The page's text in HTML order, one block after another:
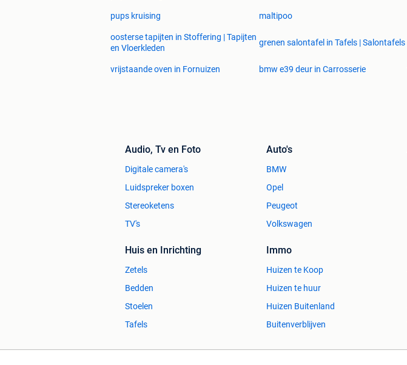
pups kruising maltipoo
oosterse tapijten in Stoffering | Tapijten
en Vloerkleden
grenen salontafel in Tafels | Salontafels
vrijstaande oven in Fornuizen bmw e39 deur in Carrosserie
Audio, Tv en Foto
Digitale camera's
Luidspreker boxen
Stereoketens
TV's
Auto's
BMW
Opel
Peugeot
Volkswagen
Huis en Inrichting
Zetels
Bedden
Stoelen
Tafels
Immo
Huizen te Koop
Huizen te huur
Huizen Buitenland
Buitenverblijven